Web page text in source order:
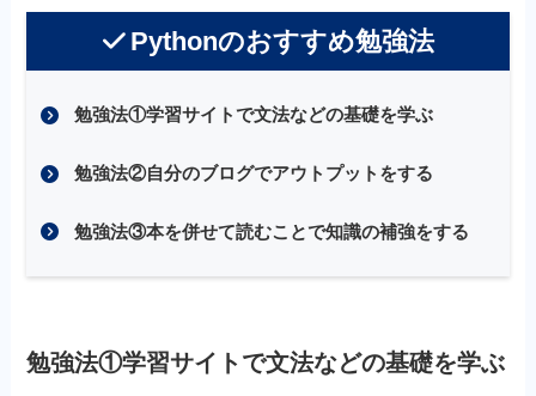
Pythonのおすすめ勉強法
勉強法①学習サイトで文法などの基礎を学ぶ
勉強法②自分のブログでアウトプットをする
勉強法③本を併せて読むことで知識の補強をする
勉強法①学習サイトで文法などの基礎を学ぶ